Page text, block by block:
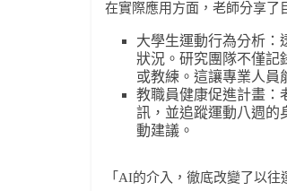
在實際應用方面，老師分享了
大學生運動行為分析：
狀況。研究團隊不僅記
或教練。這讓專業人員
教職員健康促進計畫：
訊，並追蹤運動八週的
動建議。
「AI的介入，徹底改變了以